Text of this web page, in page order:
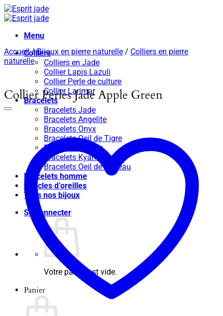
Passer
au
Menu
Colliers
Colliers en Jade
Collier Lapis Lazuli
Collier Perle de culture
Collier Larimar
Bracelets
Bracelets Jade
Bracelets Angelite
Bracelets Onyx
Bracelets Oeil de Tigre
Bracelets Apatite
Bracelets Kyanite
Bracelets Oeil de taureau
Bracelets homme
Boucles d’oreilles
Tous nos bijoux
Se connecter
Votre panier est vide.
Panier
Accueil / Bijoux en pierre naturelle / Colliers en pierre
naturelle
Collier Perles Jade Apple Green